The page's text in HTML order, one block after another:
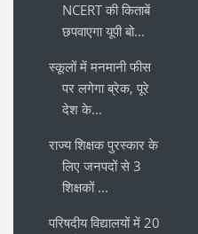
NCERT की किताबें
छपवाएगा यूपी बो...
स्कूलों में मनमानी फीस
पर लगेगा ब्रेक, पूरे
देश के...
राज्य शिक्षक पुरस्कार के
लिए जनपदों से 3
शिक्षकों ...
परिषदीय विद्यालयों में 20